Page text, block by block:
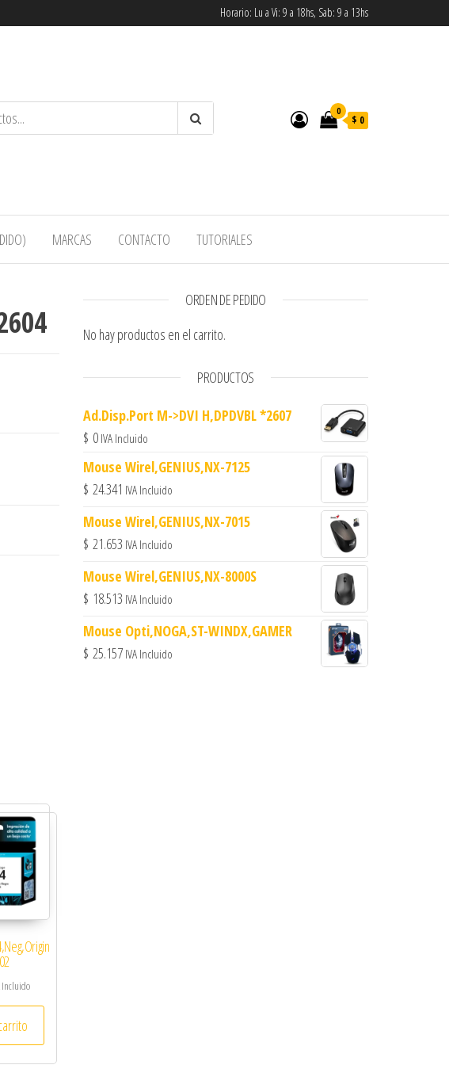
Horario: Lu a Vi: 9 a 18hs, Sab: 9 a 13hs
0
$ 0
MARCAS CONTACTO TUTORIALES
cantidad
Incluido
ORDEN DE PEDIDO
No hay productos en el carrito.
PRODUCTOS
Ad.Disp.Port M->DVI H,DPDVBL *2607
$ 0 IVA Incluido
Mouse Wirel,GENIUS,NX-7125
$ 24.341 IVA Incluido
Mouse Wirel,GENIUS,NX-7015
$ 21.653 IVA Incluido
Mouse Wirel,GENIUS,NX-8000S
$ 18.513 IVA Incluido
Mouse Opti,NOGA,ST-WINDX,GAMER
$ 25.157 IVA Incluido